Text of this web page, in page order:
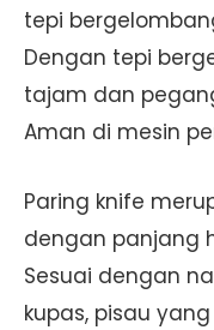
tepi
Dengan tepi
tajam dan
Aman di mesin
Paring knife
dengan panjang
Sesuai dengan
kupas, pisau